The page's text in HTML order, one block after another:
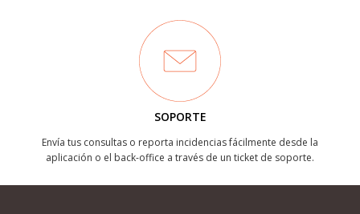
SOPORTE
Envía tus consultas o reporta incidencias fácilmente desde la
aplicación o el back-office a través de un ticket de soporte.